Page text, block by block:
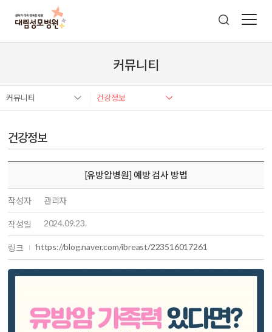
커뮤니티
커뮤니티 건강정보
건강정보
[유방압병원] 예방 검사 방법
작성자 관리자
작성일 2024.09.23.
링크 https://blog.naver.com/ibreast/223516017261